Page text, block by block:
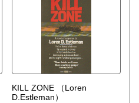
KILL ZONE
（Loren
D.Estleman）